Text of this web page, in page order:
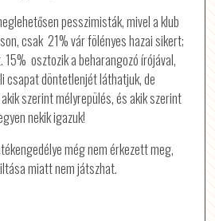
pesszimisták, mivel a klub
csak 21% vár fölényes hazai sikert;
osztozik a beharangozó írójával,
csapat döntetlenjét láthatjuk, de
szerint mélyrepülés, és akik szerint
nekik igazuk!
még nem érkezett meg,
miatt nem játszhat.